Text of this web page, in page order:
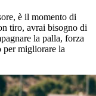
è il momento di
tiro, avrai bisogno di
la palla, forza
per migliorare la